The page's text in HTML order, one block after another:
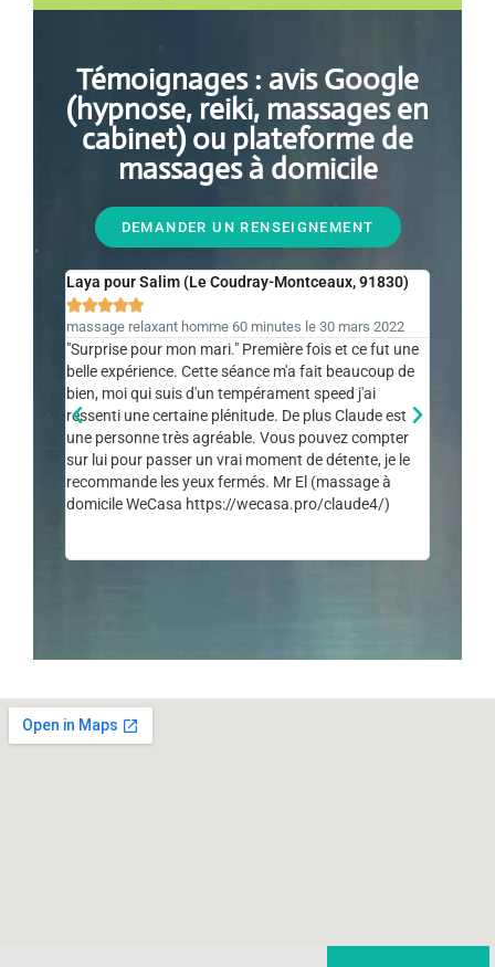
Témoignages : avis Google
(hypnose, reiki, massages en
cabinet) ou plateforme de
massages à domicile
DEMANDER UN RENSEIGNEMENT
Laya pour Salim (Le Coudray-Montceaux, 91830)

massage relaxant homme 60 minutes le 30 mars 2022
"Surprise pour mon mari." Première fois et ce fut une
belle expérience. Cette séance m'a fait beaucoup de
bien, moi qui suis d'un tempérament speed j'ai
ressenti une certaine plénitude. De plus Claude est
une personne très agréable. Vous pouvez compter
sur lui pour passer un vrai moment de détente, je le
recommande les yeux fermés. Mr El (massage à
domicile WeCasa https://wecasa.pro/claude4/)